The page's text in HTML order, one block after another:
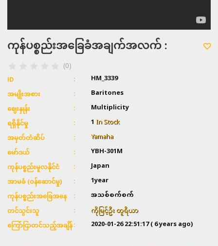
ကုန်ပစ္စည်းအခြေခံအချက်အလက် :
(0)
ID HM_3339
အမျိုးအစား Baritones
ဈေးနှုန်း Multiplicity
ရရှိနိုင်မှု 1In Stock
အမှတ်တံဆိပ် Yamaha
မော်ဒယ် YBH-301M
ကုန်ပစ္စည်းမူလနိုင်ငံ Japan
အာမခံ (ဝန်ဆောင်မှု) 1year
ကုန်ပစ္စည်းအခြေအနေ အသစ်စက်စက်
တင်သွင်းသူ
ကိုမြင့်ဦး တူရိယာ
ကြော်ငြာတင်သည့်အချိန်
2020-01-26 22:51:17( 6 years ago)